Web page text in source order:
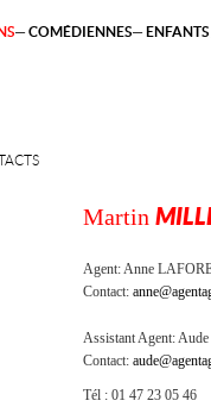
COMÉDIENNES
Martin
Agent:Anne
Contact:
Assistant Agent:Aude
Contact:
Tél : 01 47 23 05 46